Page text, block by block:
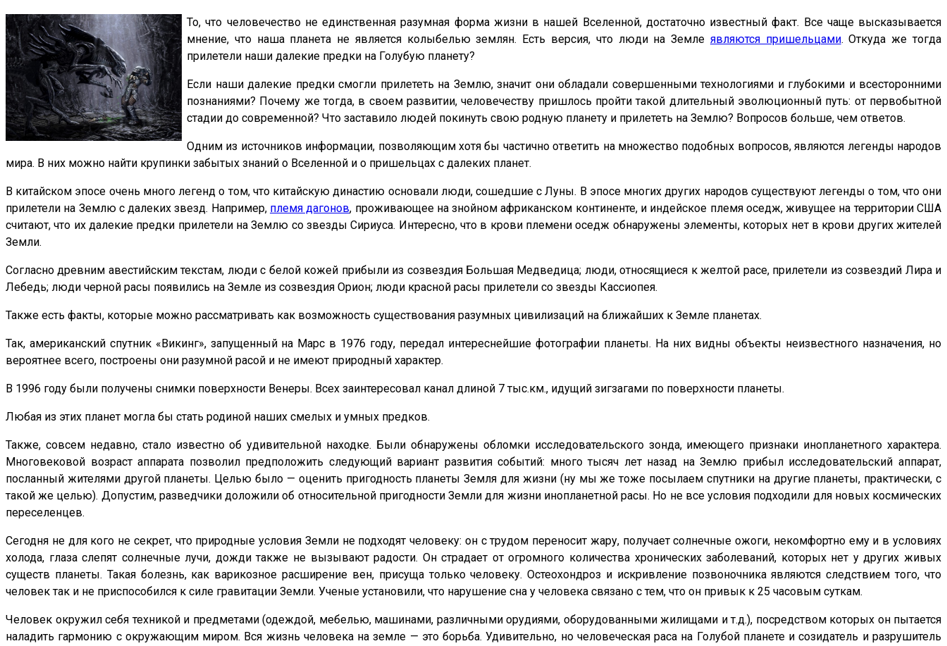
То, что человечество не единственная разумная форма жизни в нашей Вселенной, достаточно известный факт. Все чаще высказывается
мнение, что наша планета не является колыбелью землян. Есть версия, что люди на Земле являются пришельцами. Откуда же тогда
прилетели наши далекие предки на Голубую планету?
Если наши далекие предки смогли прилететь на Землю, значит они обладали совершенными технологиями и глубокими и всесторонними
познаниями? Почему же тогда, в своем развитии, человечеству пришлось пройти такой длительный эволюционный путь: от первобытной
стадии до современной? Что заставило людей покинуть свою родную планету и прилететь на Землю? Вопросов больше, чем ответов.
Одним из источников информации, позволяющим хотя бы частично ответить на множество подобных вопросов, являются легенды народов
мира. В них можно найти крупинки забытых знаний о Вселенной и о пришельцах с далеких планет.
В китайском эпосе очень много легенд о том, что китайскую династию основали люди, сошедшие с Луны. В эпосе многих других народов существуют легенды о том, что они
прилетели на Землю с далеких звезд. Например, племя дагонов, проживающее на знойном африканском континенте, и индейское племя оседж, живущее на территории США
считают, что их далекие предки прилетели на Землю со звезды Сириуса. Интересно, что в крови племени оседж обнаружены элементы, которых нет в крови других жителей
Земли.
Согласно древним авестийским текстам, люди с белой кожей прибыли из созвездия Большая Медведица; люди, относящиеся к желтой расе, прилетели из созвездий Лира и
Лебедь; люди черной расы появились на Земле из созвездия Орион; люди красной расы прилетели со звезды Кассиопея.
Также есть факты, которые можно рассматривать как возможность существования разумных цивилизаций на ближайших к Земле планетах.
Так, американский спутник «Викинг», запущенный на Марс в 1976 году, передал интереснейшие фотографии планеты. На них видны объекты неизвестного назначения, но
вероятнее всего, построены они разумной расой и не имеют природный характер.
В 1996 году были получены снимки поверхности Венеры. Всех заинтересовал канал длиной 7 тыс.км., идущий зигзагами по поверхности планеты.
Любая из этих планет могла бы стать родиной наших смелых и умных предков.
Также, совсем недавно, стало известно об удивительной находке. Были обнаружены обломки исследовательского зонда, имеющего признаки инопланетного характера.
Многовековой возраст аппарата позволил предположить следующий вариант развития событий: много тысяч лет назад на Землю прибыл исследовательский аппарат,
посланный жителями другой планеты. Целью было — оценить пригодность планеты Земля для жизни (ну мы же тоже посылаем спутники на другие планеты, практически, с
такой же целью). Допустим, разведчики доложили об относительной пригодности Земли для жизни инопланетной расы. Но не все условия подходили для новых космических
переселенцев.
Сегодня не для кого не секрет, что природные условия Земли не подходят человеку: он с трудом переносит жару, получает солнечные ожоги, некомфортно ему и в условиях
холода, глаза слепят солнечные лучи, дожди также не вызывают радости. Он страдает от огромного количества хронических заболеваний, которых нет у других живых
существ планеты. Такая болезнь, как варикозное расширение вен, присуща только человеку. Остеохондроз и искривление позвоночника являются следствием того, что
человек так и не приспособился к силе гравитации Земли. Ученые установили, что нарушение сна у человека связано с тем, что он привык к 25 часовым суткам.
Человек окружил себя техникой и предметами (одеждой, мебелью, машинами, различными орудиями, оборудованными жилищами и т.д.), посредством которых он пытается
наладить гармонию с окружающим миром. Вся жизнь человека на земле — это борьба. Удивительно, но человеческая раса на Голубой планете и созидатель и разрушитель